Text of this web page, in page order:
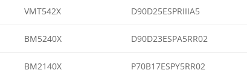
VMT542X D90D25ESPRIIIA5
BM5240X D90D23ESPA5RR02
BM2140X P70B17ESPY5RR02